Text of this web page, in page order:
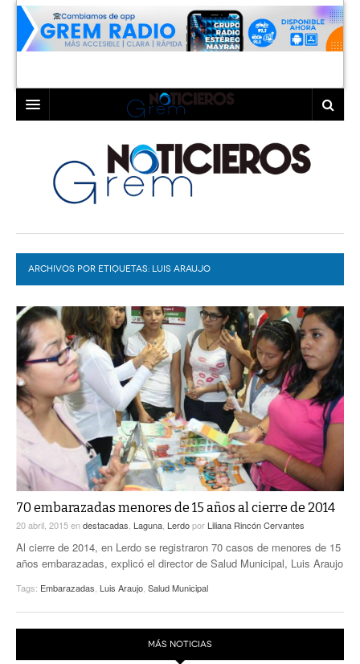
LAGUNA
TORREÓN
GÓMEZ PALACIO
LERDO
COAHUILA
DURANGO
DEPORTES
EXA
EL EXACTO
EXA INFORMA
GLOBO
CONTEXTOS
TRAYECTO LAGUNA
A MEDIA MAÑANA
A TODA LEY
DIÁLOGOS CON LA HISTORIA
TWEETS AND BEATS
LA MEJOR 97.1 ESTÉREO GALLITO
ACTUALIDADES GREM
LA MEJOR INFORMACIÓN
COLABORADORES
PC29
ACTUALIDADES GREM
ARCHIVOS POR ETIQUETAS: LUIS ARAUJO
70 embarazadas menores de 15 años al cierre de 2014
20 abril, 2015endestacadas Laguna Lerdopor Liliana Rincón Cervantes
Al cierre de 2014, en Lerdo se registraron 70 casos de menores de 15
años embarazadas, explicó el director de Salud Municipal, Luis Araujo
Tags: Embarazadas Luis Araujo Salud Municipal
MÁS NOTICIAS